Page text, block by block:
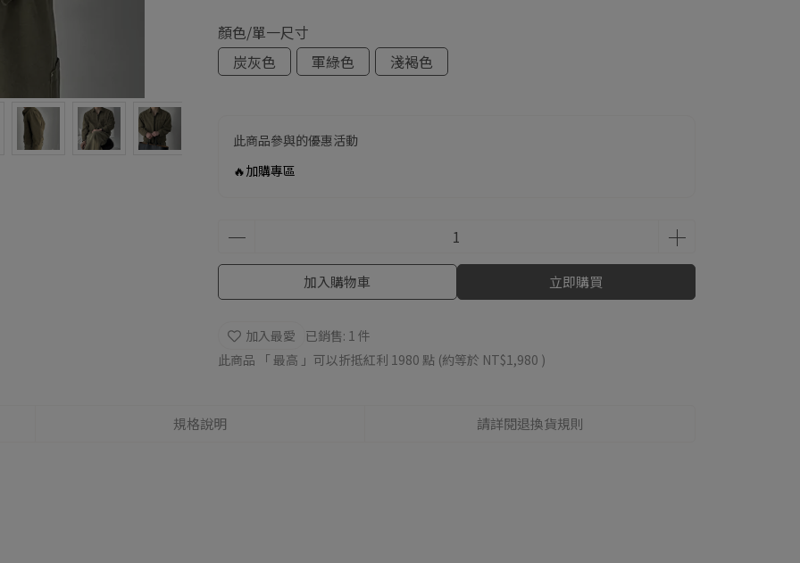
顏色/單一尺寸
炭灰色
軍綠色 淺褐色
此商品參與的優惠活動
🔥加購專區
加入購物車 立即購買
加入最愛
已銷售: 1 件
此商品 「 最高 」可以折抵紅利 1980 點 (約等於 NT$1,980 )
規格說明 請詳閱退換貨規則